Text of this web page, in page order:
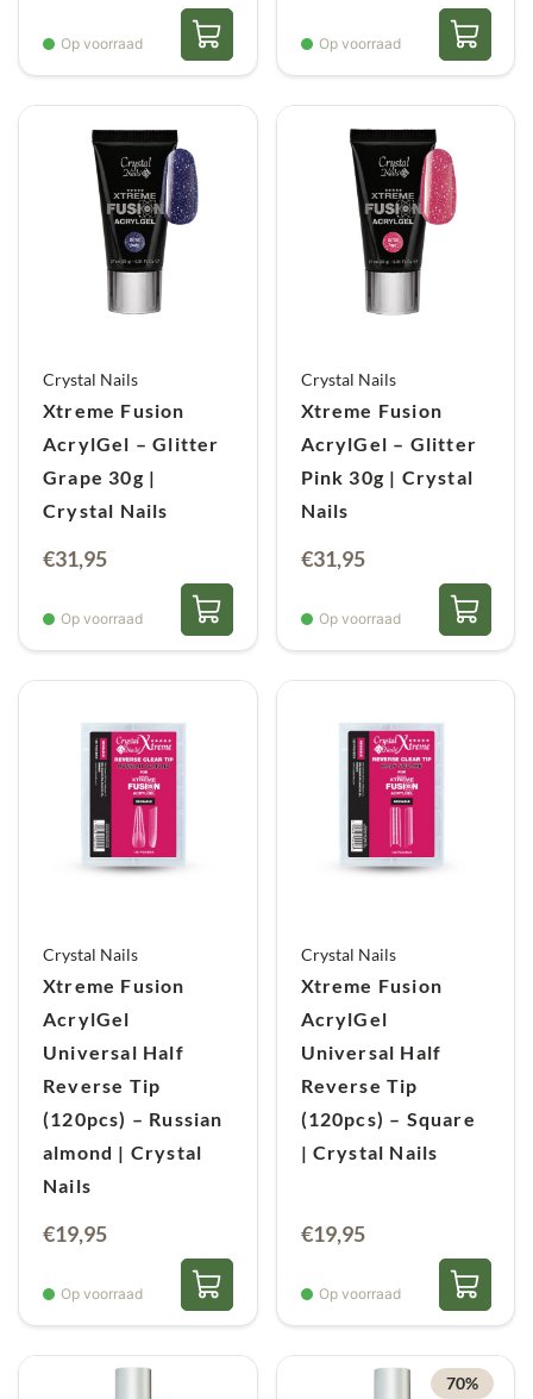
Op voorraad Op voorraad
Crystal Nails
Xtreme Fusion
AcrylGel – Glitter
Grape 30g |
Crystal Nails
€31,95
Op voorraad
Crystal Nails
Xtreme Fusion
AcrylGel – Glitter
Pink 30g | Crystal
Nails
€31,95
Op voorraad
Crystal Nails
Xtreme Fusion
AcrylGel
Universal Half
Reverse Tip
(120pcs) – Russian
almond | Crystal
Nails
€19,95
Op voorraad
Crystal Nails
Xtreme Fusion
AcrylGel
Universal Half
Reverse Tip
(120pcs) – Square
| Crystal Nails
€19,95
Op voorraad
70%